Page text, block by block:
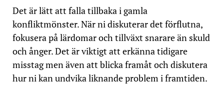
Det är lätt att falla tillbaka i gamla
konfliktmönster. När ni diskuterar det förflutna,
fokusera på lärdomar och tillväxt snarare än skuld
och ånger. Det är viktigt att erkänna tidigare
misstag men även att blicka framåt och diskutera
hur ni kan undvika liknande problem i framtiden.